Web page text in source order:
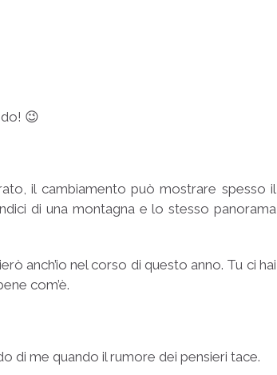
😉
il cambiamento può mostrare spesso il
di una montagna e lo stesso panorama
anch’io nel corso di questo anno. Tu ci hai
com’è.
di me quando il rumore dei pensieri tace.